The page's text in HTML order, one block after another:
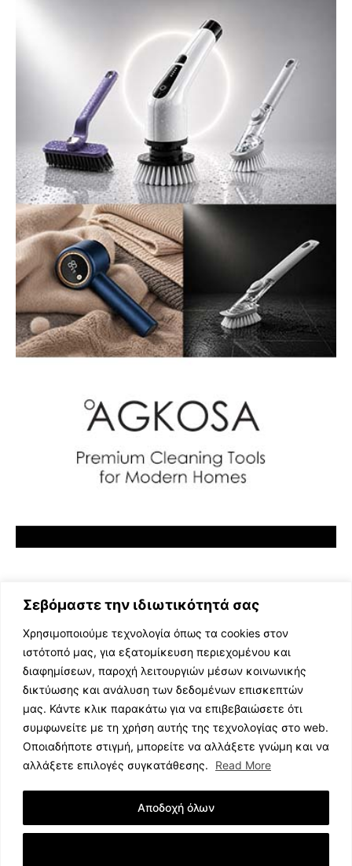
Σεβόμαστε την ιδιωτικότητά σας
Χρησιμοποιούμε τεχνολογία όπως τα cookies στον
ιστότοπό μας, για εξατομίκευση περιεχομένου και
διαφημίσεων, παροχή λειτουργιών μέσων κοινωνικής
δικτύωσης και ανάλυση των δεδομένων επισκεπτών
μας. Κάντε κλικ παρακάτω για να επιβεβαιώσετε ότι
συμφωνείτε με τη χρήση αυτής της τεχνολογίας στο web.
Οποιαδήποτε στιγμή, μπορείτε να αλλάξετε γνώμη και να
αλλάξετε επιλογές συγκατάθεσης.
Read More
Αποδοχή όλων
ΕΛΛΗΝΙΚΗ ΜΟΥΣΙΚΗ
TV SHOWS
EVENTS
ΘΕΑΤΡΟ
ΔΙΑΓΩΝΙΣΜΟΙ
STOA CULTURA
ΣΥΝΕΝΤΕΥΞΕΙΣ